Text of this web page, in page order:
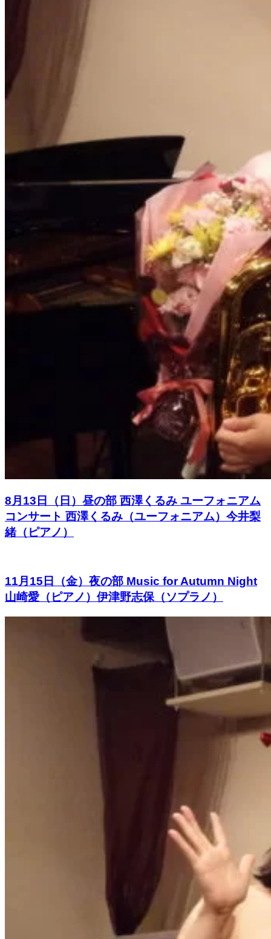
8月13日（日）昼の部 西澤くるみ ユーフォニアム
コンサート 西澤くるみ（ユーフォニアム）今井梨
緒（ピアノ）
11月15日（金）夜の部 Music for Autumn Night
山崎愛（ピアノ）伊津野志保（ソプラノ）